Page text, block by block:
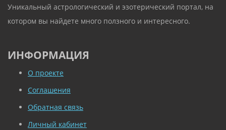
Уникальный астрологический и эзотерический портал, на
котором вы найдете много ползного и интересного.
ИНФОРМАЦИЯ
О проекте
Соглашения
Обратная связь
Личный кабинет